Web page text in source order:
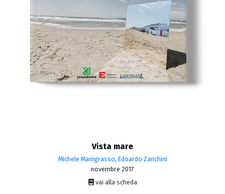
Vista mare
Michele Manigrasso, Edoardo Zanchini
novembre 2017
vai alla scheda